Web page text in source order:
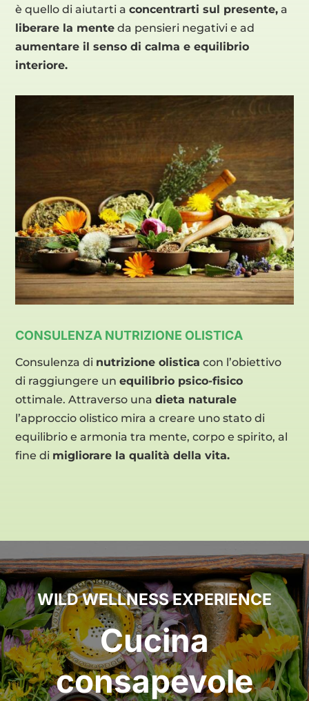
è quello di aiutarti aconcentrarti sul presente, a
liberare la mente da pensieri negativi e ad
aumentare il senso di calma e equilibrio
interiore.
CONSULENZA NUTRIZIONE OLISTICA
Consulenza di nutrizione olistica con l’obiettivo
di raggiungere unequilibrio psico-fisico
ottimale. Attraverso unadieta naturale
l’approccio olistico mira a creare uno stato di
equilibrio e armonia tra mente, corpo e spirito, al
fine di migliorare la qualità della vita.
WILD WELLNESS EXPERIENCE
Cucina
consapevole